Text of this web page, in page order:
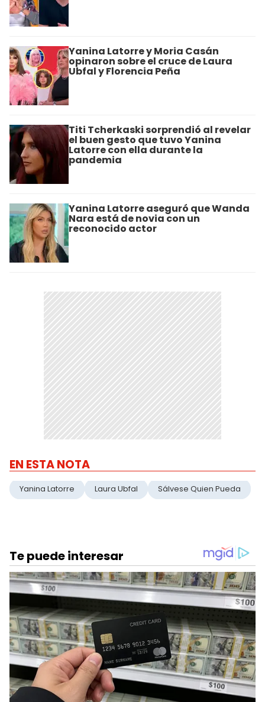
Yanina Latorre y Moria Casán
opinaron sobre el cruce de Laura
Ubfal y Florencia Peña
Titi Tcherkaski sorprendió al revelar
el buen gesto que tuvo Yanina
Latorre con ella durante la
pandemia
Yanina Latorre aseguró que Wanda
Nara está de novia con un
reconocido actor
EN ESTA NOTA
Yanina Latorre Laura Ubfal Sálvese Quien Pueda